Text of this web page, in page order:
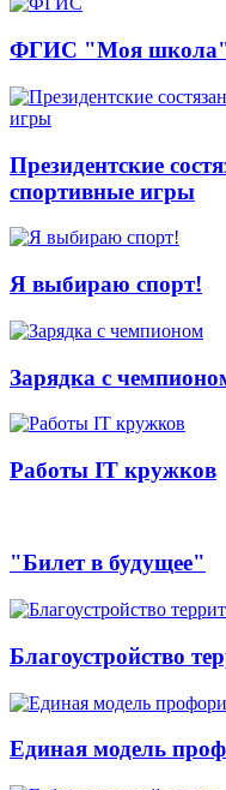
ФГИС "Моя
Президентские
спортивные игры
Я выбираю спорт!
Зарядка с
Работы IT кружков
"Билет в будущее"
Благоустройство
Единая модель